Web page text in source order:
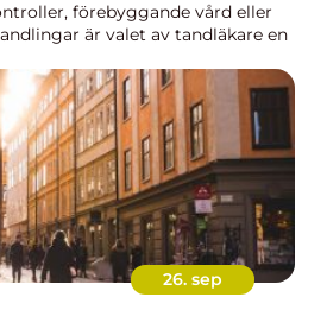
förebyggande vård eller
är valet av tandläkare en
26. sep